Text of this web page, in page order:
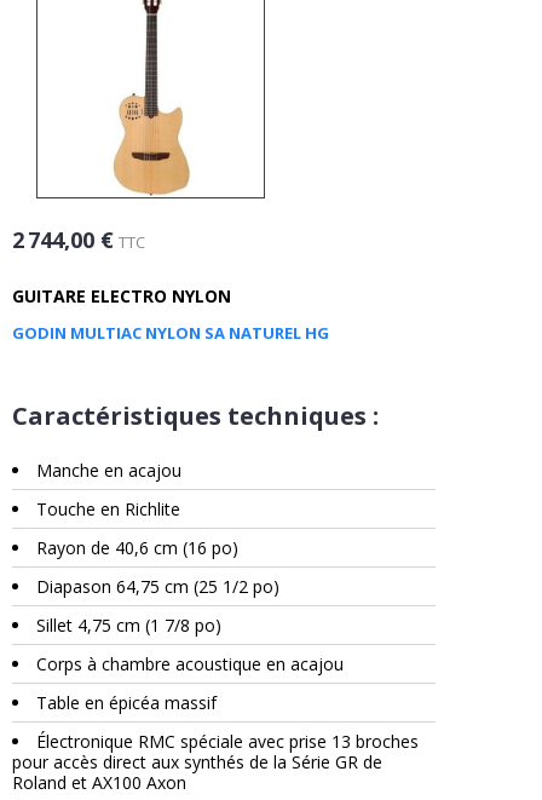
2 744,00 € TTC
GUITARE ELECTRO NYLON
GODIN MULTIAC NYLON SA NATUREL HG
Caractéristiques techniques :
Manche en acajou
Touche en Richlite
Rayon de 40,6 cm (16 po)
Diapason 64,75 cm (25 1/2 po)
Sillet 4,75 cm (1 7/8 po)
Corps à chambre acoustique en acajou
Table en épicéa massif
Électronique RMC spéciale avec prise 13 broches
pour accès direct aux synthés de la Série GR de
Roland et AX100 Axon